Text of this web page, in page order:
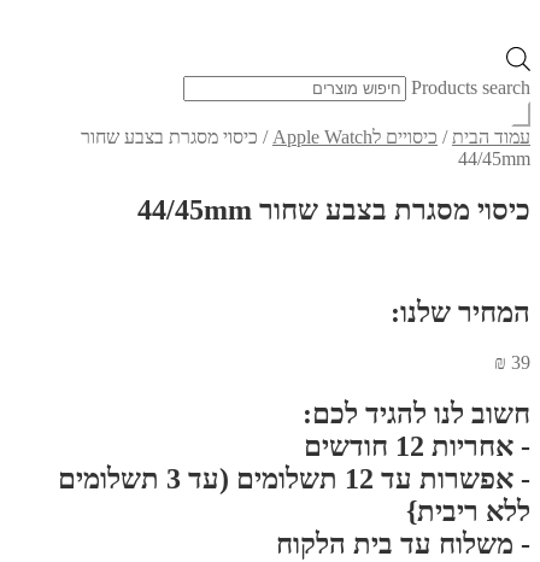
Products search
עמוד הבית / כיסויים לApple Watch / כיסוי מסגרת בצבע שחור
44/45mm
כיסוי מסגרת בצבע שחור 44/45mm
המחיר שלנו:
₪ 39
חשוב לנו להגיד לכם:
- אחריות 12 חודשים
- אפשרות עד 12 תשלומים (עד 3 תשלומים
ללא ריבית}
- משלוח עד בית הלקוח